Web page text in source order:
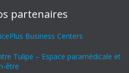
partenaires
Business Centers
Tulipe – Espace paramédicale et
être